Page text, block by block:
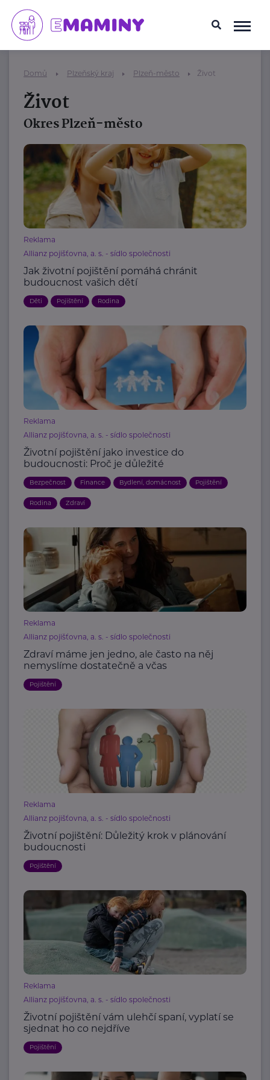
Domů Plzeňský kraj Plzeň-město Život
Život
Okres Plzeň-město
Reklama
Allianz pojišťovna, a. s. - sídlo společnosti
Jak životní pojištění pomáhá chránit
budoucnost vašich dětí
Děti Pojištění Rodina
Reklama
Allianz pojišťovna, a. s. - sídlo společnosti
Životní pojištění jako investice do
budoucnosti: Proč je důležité
Bezpečnost Finance Bydlení, domácnost Pojištění
Rodina Zdraví
Reklama
Allianz pojišťovna, a. s. - sídlo společnosti
Zdraví máme jen jedno, ale často na něj
nemyslíme dostatečně a včas
Pojištění
Reklama
Allianz pojišťovna, a. s. - sídlo společnosti
Životní pojištění: Důležitý krok v plánování
budoucnosti
Pojištění
Reklama
Allianz pojišťovna, a. s. - sídlo společnosti
Životní pojištění vám ulehčí spaní, vyplatí se
sjednat ho co nejdříve
Pojištění